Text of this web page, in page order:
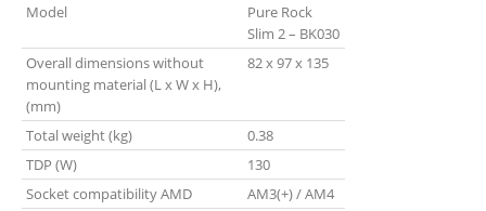
Model
Pure Rock
Slim 2 – BK030
Overall dimensions without
mounting material (L x W x H),
(mm)
82 x 97 x 135
Total weight (kg)
0.38
TDP (W)
130
Socket compatibility AMD
AM3(+) / AM4